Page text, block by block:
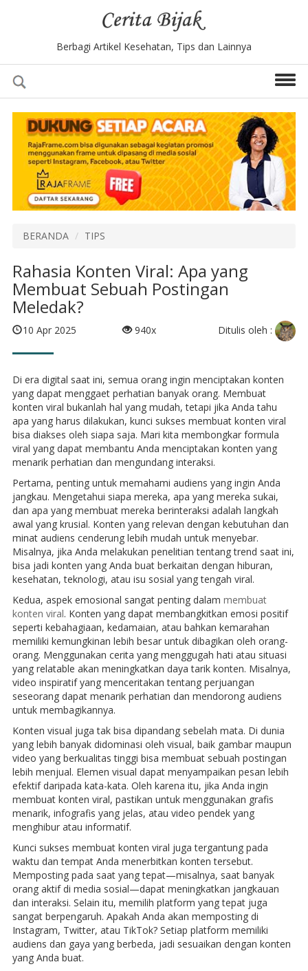
Berbagi Artikel Kesehatan, Tips dan Lainnya
BERANDA TIPS
Rahasia Konten Viral: Apa yang
Membuat Sebuah Postingan
Meledak?
10 Apr 2025 940x Ditulis oleh :
Di era digital saat ini, semua orang ingin menciptakan konten
yang dapat menggaet perhatian banyak orang. Membuat
konten viral bukanlah hal yang mudah, tetapi jika Anda tahu
apa yang harus dilakukan, kunci sukses membuat konten viral
bisa diakses oleh siapa saja. Mari kita membongkar formula
viral yang dapat membantu Anda menciptakan konten yang
menarik perhatian dan mengundang interaksi.
Pertama, penting untuk memahami audiens yang ingin Anda
jangkau. Mengetahui siapa mereka, apa yang mereka sukai,
dan apa yang membuat mereka berinteraksi adalah langkah
awal yang krusial. Konten yang relevan dengan kebutuhan dan
minat audiens cenderung lebih mudah untuk menyebar.
Misalnya, jika Anda melakukan penelitian tentang trend saat ini,
bisa jadi konten yang Anda buat berkaitan dengan hiburan,
kesehatan, teknologi, atau isu sosial yang tengah viral.
Kedua, aspek emosional sangat penting dalam membuat
konten viral. Konten yang dapat membangkitkan emosi positif
seperti kebahagiaan, kedamaian, atau bahkan kemarahan
memiliki kemungkinan lebih besar untuk dibagikan oleh orang-
orang. Menggunakan cerita yang menggugah hati atau situasi
yang relatable akan meningkatkan daya tarik konten. Misalnya,
video inspiratif yang menceritakan tentang perjuangan
seseorang dapat menarik perhatian dan mendorong audiens
untuk membagikannya.
Konten visual juga tak bisa dipandang sebelah mata. Di dunia
yang lebih banyak didominasi oleh visual, baik gambar maupun
video yang berkualitas tinggi bisa membuat sebuah postingan
lebih menjual. Elemen visual dapat menyampaikan pesan lebih
efektif daripada kata-kata. Oleh karena itu, jika Anda ingin
membuat konten viral, pastikan untuk menggunakan grafis
menarik, infografis yang jelas, atau video pendek yang
menghibur atau informatif.
Kunci sukses membuat konten viral juga tergantung pada
waktu dan tempat Anda menerbitkan konten tersebut.
Memposting pada saat yang tepat—misalnya, saat banyak
orang aktif di media sosial—dapat meningkatkan jangkauan
dan interaksi. Selain itu, memilih platform yang tepat juga
sangat berpengaruh. Apakah Anda akan memposting di
Instagram, Twitter, atau TikTok? Setiap platform memiliki
audiens dan gaya yang berbeda, jadi sesuaikan dengan konten
yang Anda buat.